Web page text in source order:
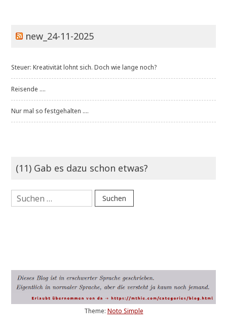
new_24-11-2025
Steuer: Kreativität lohnt sich. Doch wie lange noch?
Reisende ....
Nur mal so festgehalten ....
(11) Gab es dazu schon etwas?
Suchen
nach:
Theme: Noto Simple